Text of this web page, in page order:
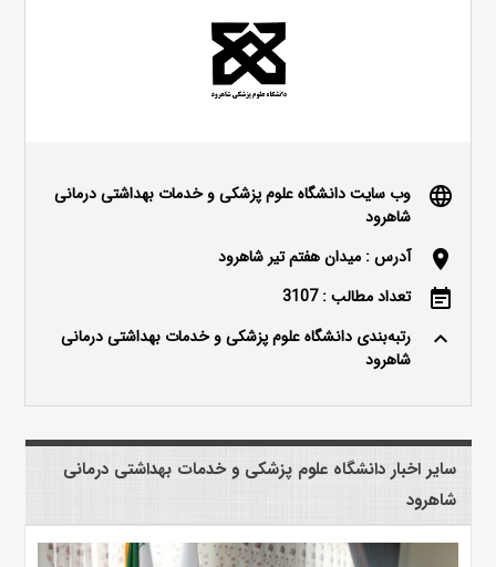
language
وب سایت دانشگاه علوم پزشکی و خدمات بهداشتی درمانی
شاهرود
location_on آدرس : میدان هفتم تیر شاهرود
event_note تعداد مطالب : 3107
keyboard_arrow_up
رتبه‌بندی دانشگاه علوم پزشکی و خدمات بهداشتی درمانی
شاهرود
سایر اخبار دانشگاه علوم پزشکی و خدمات بهداشتی درمانی
شاهرود